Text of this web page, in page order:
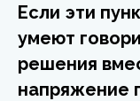
Если эти
умеют
решения
напряжение